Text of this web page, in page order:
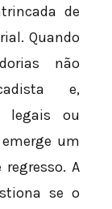
de
Quando
não
e,
legais ou
um
A
se o